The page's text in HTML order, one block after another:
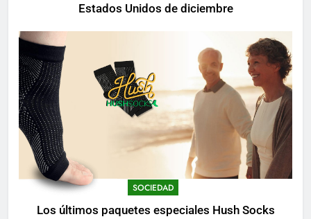
Estados Unidos de diciembre
SOCIEDAD
Los últimos paquetes especiales Hush Socks